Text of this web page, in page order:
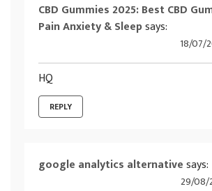
CBD Gummies 2025: Best CBD
Pain Anxiety & Sleepsays:
18/07/
HQ
REPLY
google analytics alternativesays:
29/08/